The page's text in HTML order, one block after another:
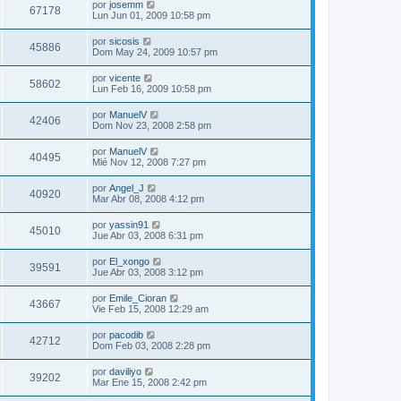
67178 por josemm
Lun Jun 01, 2009 10:58 pm
45886 por sicosis
Dom May 24, 2009 10:57 pm
58602 por vicente
Lun Feb 16, 2009 10:58 pm
42406 por ManuelV
Dom Nov 23, 2008 2:58 pm
40495 por ManuelV
Mié Nov 12, 2008 7:27 pm
40920 por Angel_J
Mar Abr 08, 2008 4:12 pm
45010 por yassin91
Jue Abr 03, 2008 6:31 pm
39591 por El_xongo
Jue Abr 03, 2008 3:12 pm
43667 por Emile_Cioran
Vie Feb 15, 2008 12:29 am
42712 por pacodib
Dom Feb 03, 2008 2:28 pm
39202 por daviliyo
Mar Ene 15, 2008 2:42 pm